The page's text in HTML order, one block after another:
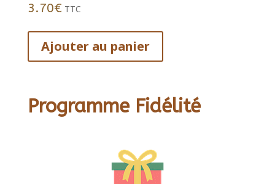
3.70€ TTC
Ajouter au panier
Programme Fidélité